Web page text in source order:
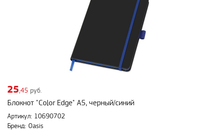
25 ,45 руб.
Блокнот "Color Edge" A5, черный/синий
Артикул: 10690702
Бренд: Oasis